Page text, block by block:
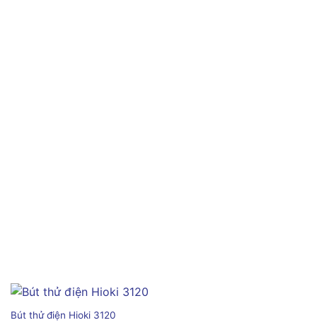
Bút thử điện Hioki 3120